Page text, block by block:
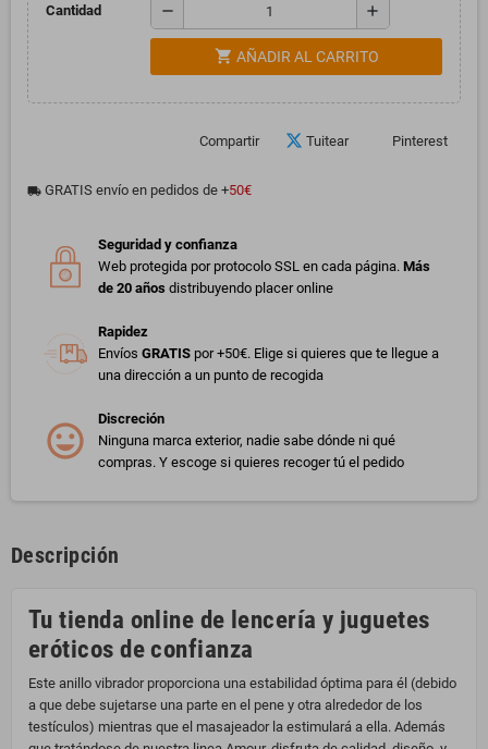
Cantidad remove add
shopping_cart AÑADIR AL CARRITO
Compartir Tuitear Pinterest
local_shipping GRATIS envío en pedidos de +50€
Seguridad y confianza
Web protegida por protocolo SSL en cada página. Más
de 20 años distribuyendo placer online
Rapidez
Envíos GRATIS por +50€. Elige si quieres que te llegue a
una dirección a un punto de recogida
Discreción
Ninguna marca exterior, nadie sabe dónde ni qué
compras. Y escoge si quieres recoger tú el pedido
Descripción
Tu tienda online de lencería y juguetes
eróticos de confianza
Este anillo vibrador proporciona una estabilidad óptima para él (debido
a que debe sujetarse una parte en el pene y otra alrededor de los
testículos) mientras que el masajeador la estimulará a ella. Además